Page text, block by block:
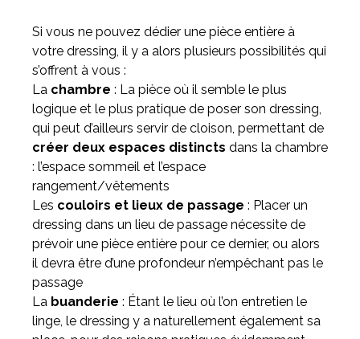
Si vous ne pouvez dédier une pièce entière à
votre dressing, il y a alors plusieurs possibilités qui
s’offrent à vous :
La chambre : La pièce où il semble le plus
logique et le plus pratique de poser son dressing,
qui peut d’ailleurs servir de cloison, permettant de
créer deux espaces distincts dans la chambre
: l’espace sommeil et l’espace
rangement/vêtements
Les couloirs et lieux de passage : Placer un
dressing dans un lieu de passage nécessite de
prévoir une pièce entière pour ce dernier, ou alors
il devra être d’une profondeur n’empêchant pas le
passage
La buanderie : Étant le lieu où l’on entretien le
linge, le dressing y a naturellement également sa